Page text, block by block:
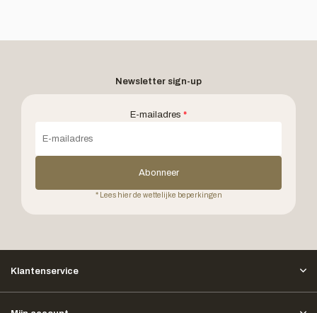
Newsletter sign-up
E-mailadres *
Abonneer
* Lees hier de wettelijke beperkingen
Klantenservice